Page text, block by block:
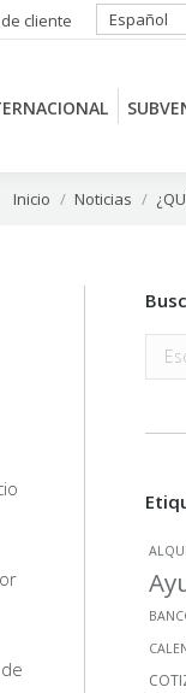
cliente Español
Estás aquí:
Inicio Noticias